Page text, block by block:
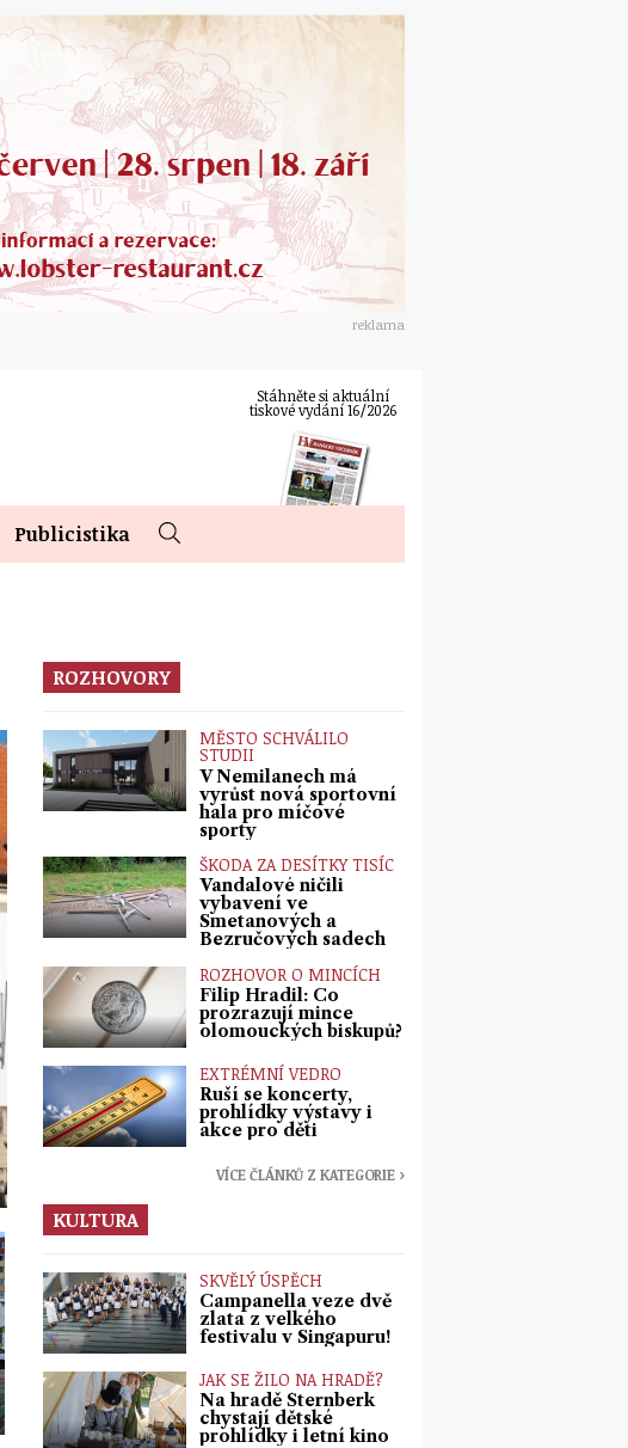
reklama
Stáhněte si aktuální
tiskové vydání 16/2026
Publicistika
ROZHOVORY
MĚSTO SCHVÁLILO
STUDII
V Nemilanech má
vyrůst nová sportovní
hala pro míčové
sporty
ŠKODA ZA DESÍTKY TISÍC
Vandalové ničili
vybavení ve
Smetanových a
Bezručových sadech
ROZHOVOR O MINCÍCH
Filip Hradil: Co
prozrazují mince
olomouckých biskupů?
EXTRÉMNÍ VEDRO
Ruší se koncerty,
prohlídky výstavy i
akce pro děti
VÍCE ČLÁNKŮ Z KATEGORIE ›
KULTURA
SKVĚLÝ ÚSPĚCH
Campanella veze dvě
zlata z velkého
festivalu v Singapuru!
JAK SE ŽILO NA HRADĚ?
Na hradě Šternberk
chystají dětské
prohlídky i letní kino